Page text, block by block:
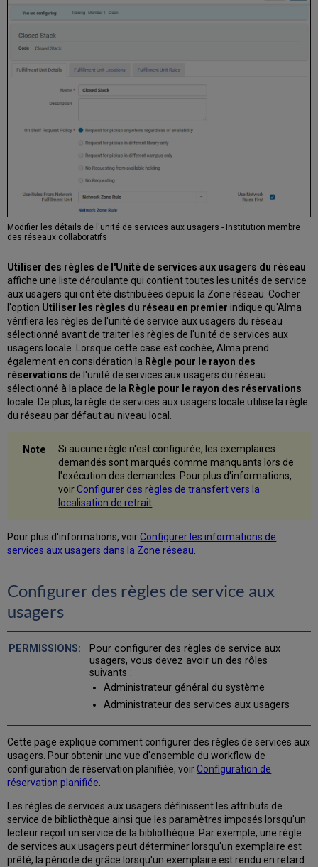
Modifier les détails de l'unité de services aux usagers - Institution membre
des réseaux collaboratifs
Utiliser des règles de l'Unité de services aux usagers du réseau
affiche une liste déroulante qui contient toutes les unités de service
aux usagers qui ont été distribuées depuis la Zone réseau. Cocher
l'option Utiliser les règles du réseau en premier indique qu'Alma
vérifiera les règles de l'unité de service aux usagers du réseau
sélectionné avant de traiter les règles de l'unité de services aux
usagers locale. Lorsque cette case est cochée, Alma prend
également en considération la Règle pour le rayon des
réservations de l'unité de services aux usagers du réseau
sélectionné à la place de la Règle pour le rayon des réservations
locale. De plus, la règle de services aux usagers locale utilise la règle
du réseau par défaut au niveau local.
Si aucune règle n'est configurée, les exemplaires
demandés sont marqués comme manquants lors de
l'exécution des demandes. Pour plus d'informations,
voirConfigurer des règles de transfert vers la
localisation de retrait.
Pour plus d'informations, voirConfigurer les informations de
services aux usagers dans la Zone réseau
Configurer des règles de service aux
usagers
Pour configurer des règles de service aux
usagers, vous devez avoir un des rôles
suivants :
Administrateur général du système
Administrateur des services aux usagers
Cette page explique comment configurer des règles de services aux
usagers. Pour obtenir une vue d'ensemble du workflow de
configuration de réservation planifiée, voirConfiguration de
réservation planifiée.
Les règles de services aux usagers définissent les attributs de
service de bibliothèque ainsi que les paramètres imposés lorsqu'un
lecteur reçoit un service de la bibliothèque. Par exemple, une règle
de services aux usagers peut déterminer lorsqu'un exemplaire est
prêté, la période de grâce lorsqu'un exemplaire est rendu en retard